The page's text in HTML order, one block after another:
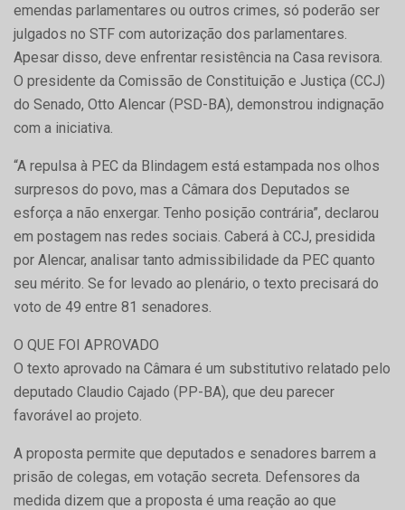
emendas parlamentares ou outros crimes, só poderão ser
julgados no STF com autorização dos parlamentares.
Apesar disso, deve enfrentar resistência na Casa revisora.
O presidente da Comissão de Constituição e Justiça (CCJ)
do Senado, Otto Alencar (PSD-BA), demonstrou indignação
com a iniciativa.
“A repulsa à PEC da Blindagem está estampada nos olhos
surpresos do povo, mas a Câmara dos Deputados se
esforça a não enxergar. Tenho posição contrária”, declarou
em postagem nas redes sociais. Caberá à CCJ, presidida
por Alencar, analisar tanto admissibilidade da PEC quanto
seu mérito. Se for levado ao plenário, o texto precisará do
voto de 49 entre 81 senadores.
O QUE FOI APROVADO
O texto aprovado na Câmara é um substitutivo relatado pelo
deputado Claudio Cajado (PP-BA), que deu parecer
favorável ao projeto.
A proposta permite que deputados e senadores barrem a
prisão de colegas, em votação secreta. Defensores da
medida dizem que a proposta é uma reação ao que